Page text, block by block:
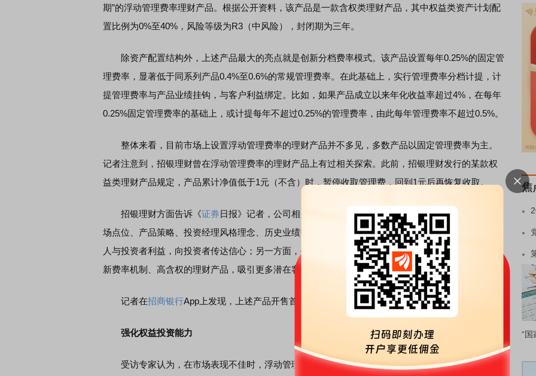
期”的浮动管理费率理财产品。根据公开资料，该产品是一款含权类理财产品，其中权益类资产计划配
置比例为0%至40%，风险等级为R3（中风险），封闭期为三年。
除资产配置结构外，上述产品最大的亮点就是创新分档费率模式。该产品设置每年0.25%的固定管
理费率，显著低于同系列产品0.4%至0.6%的常规管理费率。在此基础上，实行管理费率分档计提，计
提管理费率与产品业绩挂钩，与客户利益绑定。比如，如果产品成立以来年化收益率超过4%，在每年
0.25%固定管理费率的基础上，或计提每年不超过0.25%的管理费率，由此每年管理费率不超过0.5%。
整体来看，目前市场上设置浮动管理费率的理财产品并不多见，多数产品以固定管理费率为主。
记者注意到，招银理财曾在浮动管理费率的理财产品上有过相关探索。此前，招银理财发行的某款权
益类理财产品规定，产品累计净值低于1元（不含）时，暂停收取管理费，回到1元后再恢复收取。
招银理财方面告诉《证券日报》记者，公司相关产品创新推出分档费率模式，一方面是经过对市
场点位、产品策略、投资经理风格理念、历史业绩等多方面的评估，希望通过费率机制创新绑定管理
人与投资者利益，向投资者传达信心；另一方面，今年权益市场风险偏好明显提升，希望通过发行创
新费率机制、高含权的理财产品，吸引更多潜在客户关注多策略理财，为客户提供更好的财富体验。
记者在招商银行App上发现，上述产品开售首日即宣告售罄，产品认购热情较高。
强化权益投资能力
受访专家认为，在市场表现不佳时，浮动管理费率模式能够减轻投资者固定费率负担。而在产品
焦
“国